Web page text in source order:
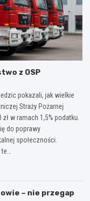
z OSP
pokazali, jak wielkie
Straży Pożarnej
w ramach 1,5% podatku.
do poprawy
społeczności.
– nie przegap